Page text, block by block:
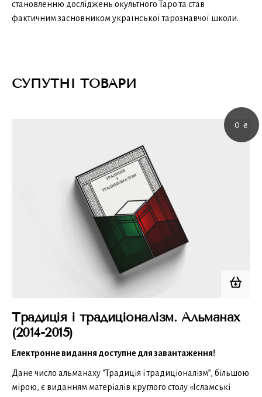
становленню досліджень окультного Таро та став
фактичним засновником української тарознавчої школи.
СУПУТНІ ТОВАРИ
0 ₴
Традиція і традиціоналізм. Альманах
(2014-2015)
Електронне видання доступне для завантаження!
Дане число альманаху “Традиція і традиціоналізм”, більшою
мірою, є виданням матеріалів круглого столу «Ісламські